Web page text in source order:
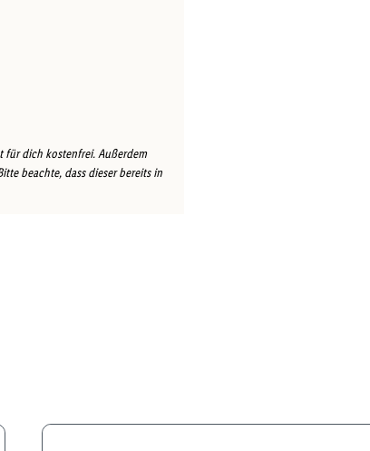
für dich kostenfrei. Außerdem
beachte, dass dieser bereits in